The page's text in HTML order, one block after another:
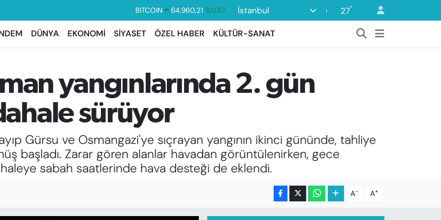
DOLAR 47,7436 %0.18
EURO
55,2510
%0.32
BİST100
13.779 %-14
İstanbul 27°
DÜNYA EKONOMİ SİYASET ÖZEL HABER KÜLTÜR-SANAT
yangınlarında 2. gün
sürüyor
Gürsu ve Osmangazi'ye sıçrayan yangının ikinci gününde, tahliye
başladı. Zarar gören alanlar havadan görüntülenirken, gece
sabah saatlerinde hava desteği de eklendi.
A- A+